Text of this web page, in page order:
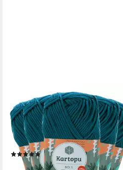
MADDMA
5 x 100g Strickwolle Kartopu NO:1
Polyacryl-Wolle Anti Pilling Effekt
Häkelwolle, 800 m (Sparpaket),
K1467 petrol
(6)
15,96 €